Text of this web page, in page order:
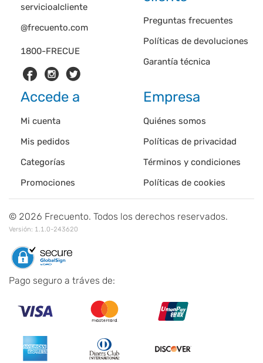
1800-FRECUE
servicioalcliente
@frecuento.com
Preguntas frecuentes
Políticas de devoluciones
Garantía técnica
Accede a
Mi cuenta
Mis pedidos
Categorías
Promociones
Empresa
Quiénes somos
Políticas de privacidad
Términos y condiciones
Políticas de cookies
© 2026 Frecuento. Todos los derechos reservados.
Versión: 1.1.0-243620
Pago seguro a tráves de: